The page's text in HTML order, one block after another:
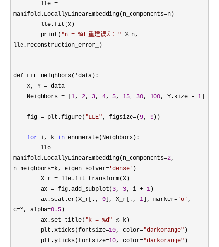
        lle
=
manifold.LocallyLinearEmbedding(n_components=n)
        print(
"n = %d 重建误差： " % n,
lle.reconstruction_error_)
def LLE_neighbors( *data):
    X, Y
= data
    Neighbors
= [ 1, 2, 3, 4, 5, 15, 30, 100, Y.size - 1
    fig
= plt.figure( "LLE", figsize=(9, 9 ))
for i, k in enumerate(Neighbors):
        lle
=
manifold.LocallyLinearEmbedding(n_components=2,
n_neighbors=k, eigen_solver= 'dense ' )
        X_r
= lle.fit_transform(X)
        ax
= fig.add_subplot( 3, 3, i + 1 )
        ax.scatter(X_r[:,
0 ], X_r[:, 1 ], marker= 'o ' ,
c=Y, alpha=0.5 )
        ax.set_title(
"k = %d" % k)
        plt.xticks(fontsize
=10, color="darkorange" )
        plt.yticks(fontsize
=10, color="darkorange" )